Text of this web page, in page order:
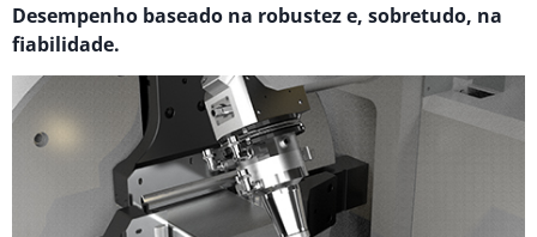
Desempenho baseado na robustez e, sobretudo, na
fiabilidade.